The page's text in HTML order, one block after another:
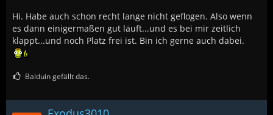
Hi. Habe auch schon recht lange nicht geflogen. Also wenn
es dann einigermaßen gut läuft...und es bei mir zeitlich
klappt...und noch Platz frei ist. Bin ich gerne auch dabei.
Balduin gefällt das.